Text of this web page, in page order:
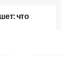
что